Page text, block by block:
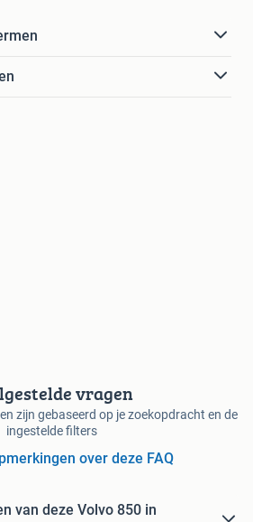
vragen
zijn gebaseerd op je zoekopdracht en de
ingestelde filters
over deze FAQ
van deze Volvo 850 in